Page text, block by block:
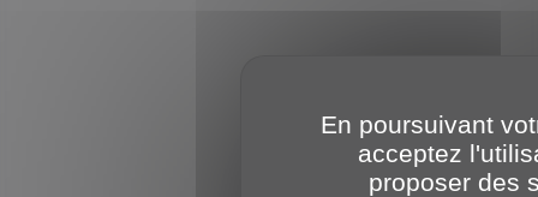
En poursuivant
acceptez
proposer des